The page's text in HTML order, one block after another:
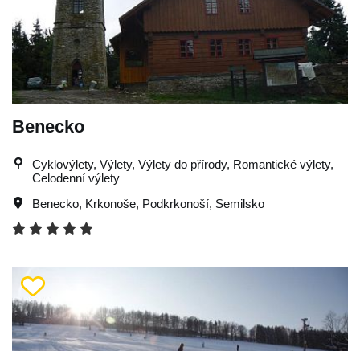
Benecko
Cyklovýlety, Výlety, Výlety do přírody, Romantické výlety,
Celodenní výlety
Benecko, Krkonoše, Podkrkonoší, Semilsko